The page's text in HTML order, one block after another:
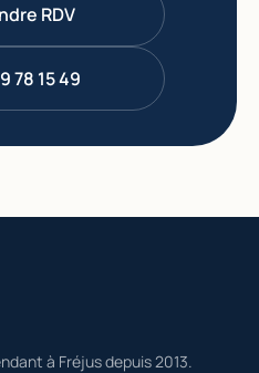
RDV
78 15 49
à Fréjus depuis 2013.